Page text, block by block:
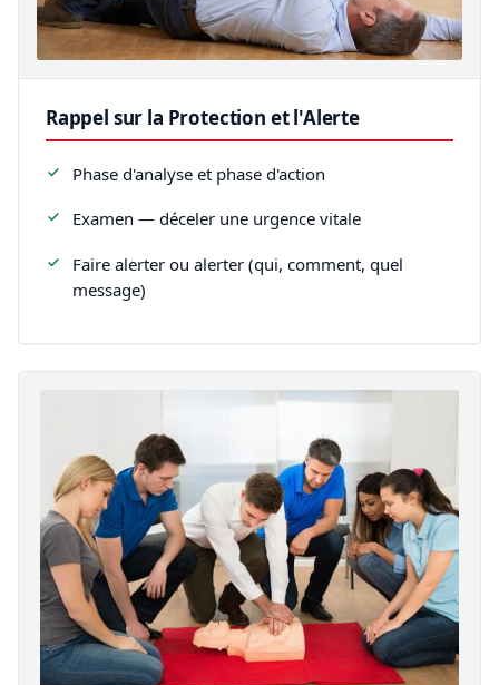
Rappel sur la Protection et l'Alerte
Phase d'analyse et phase d'action
Examen — déceler une urgence vitale
Faire alerter ou alerter (qui, comment, quel
message)